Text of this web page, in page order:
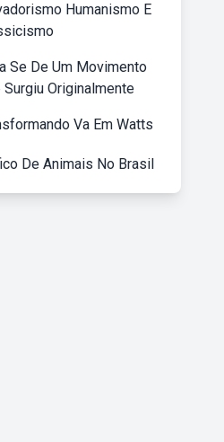
Humanismo E
Se De Um Movimento
Surgiu Originalmente
Va Em Watts
De Animais No Brasil